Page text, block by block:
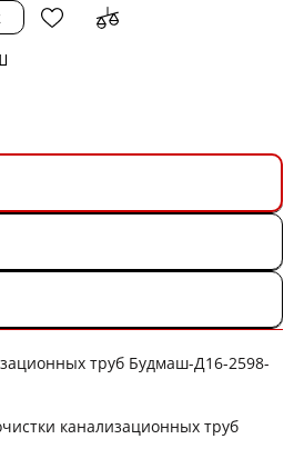
труб Будмаш-Д16-2598-
канализационных труб